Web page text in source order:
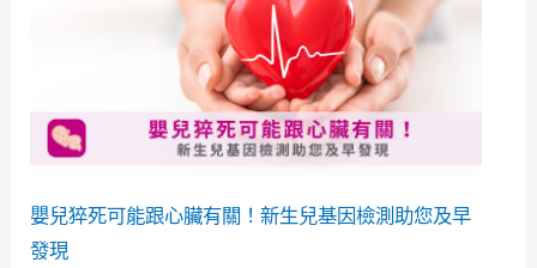
嬰兒猝死可能跟心臟有關！新生兒基因檢測助您及早
發現